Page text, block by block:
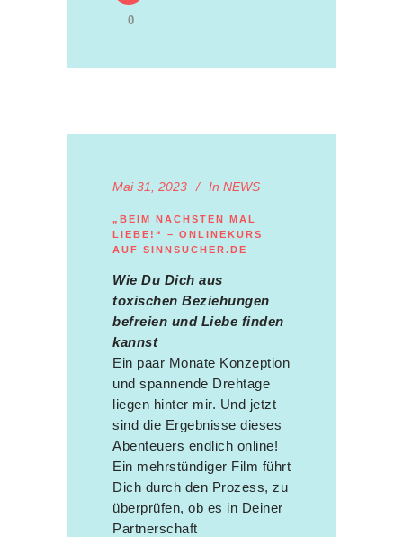
0
Mai 31, 2023 In NEWS
„BEIM NÄCHSTEN MAL
LIEBE!“ – ONLINEKURS
AUF SINNSUCHER.DE
Wie Du Dich aus
toxischen Beziehungen
befreien und Liebe finden
kannst
Ein paar Monate Konzeption
und spannende Drehtage
liegen hinter mir. Und jetzt
sind die Ergebnisse dieses
Abenteuers endlich online!
Ein mehrstündiger Film führt
Dich durch den Prozess, zu
überprüfen, ob es in Deiner
Partnerschaft